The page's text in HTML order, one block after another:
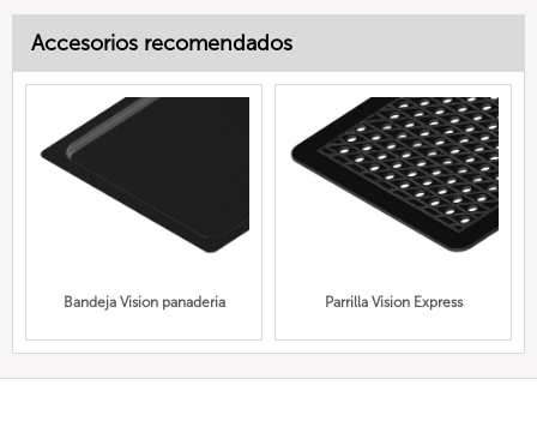
Accesorios recomendados
Bandeja Vision panaderia Parrilla Vision Express